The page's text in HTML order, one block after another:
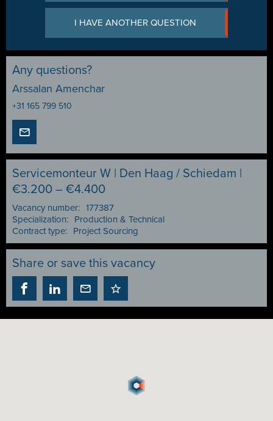
I HAVE ANOTHER QUESTION
Any questions?
Arssalan Amenchar
+31 165 799 510
Servicemonteur W | Den Haag / Schiedam |
€3.200 – €4.400
Vacancy number: 177387
Specialization:
Production & Technical
Contract type:
Project Sourcing
Share or save this vacancy